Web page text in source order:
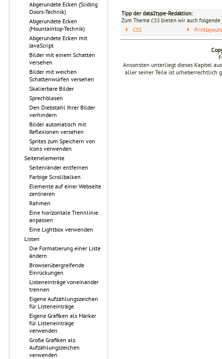
Abgerundete Ecken (Sliding
Doors-Technik)
Abgerundete Ecken
(Mountaintop-Technik)
Abgerundete Ecken mit
JavaScript
Bilder mit einem Schatten
versehen
Bilder mit weichen
Schattenwürfen versehen
Skalierbare Bilder
Sprechblasen
Den Diebstahl Ihrer Bilder
verhindern
Bilder automatisch mit
Reflexionen versehen
Sprites zum Speichern von
Icons verwenden
Seitenelemente
Seitenränder entfernen
Farbige Scrollbalken
Elemente auf einer Webseite
zentrieren
Rahmen
Eine horizontale Trennlinie
anpassen
Eine Lightbox verwenden
Listen
Die Formatierung einer Liste
ändern
Browserübergreifende
Einrückungen
Listeneinträge voneinander
trennen
Eigene Aufzählungszeichen
für Listeneinträge
Eigene Grafiken als Marker
für Listeneinträge
verwenden
Große Grafiken als
Aufzählungszeichen
verwenden
Tipp der data2type-Redaktion:
Zum Thema CSSbieten wir auch folgende
CSS
Ansonsten unterliegt dieses Kapitel
aller seiner Teile ist urheberrechtlich